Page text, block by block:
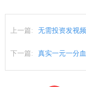
上一篇: 无需投资发视
下一篇: 真实一元一分